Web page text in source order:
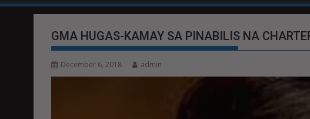
GMA HUGAS-KAMAY SA PINABILIS NA
December 6, 2018 admin